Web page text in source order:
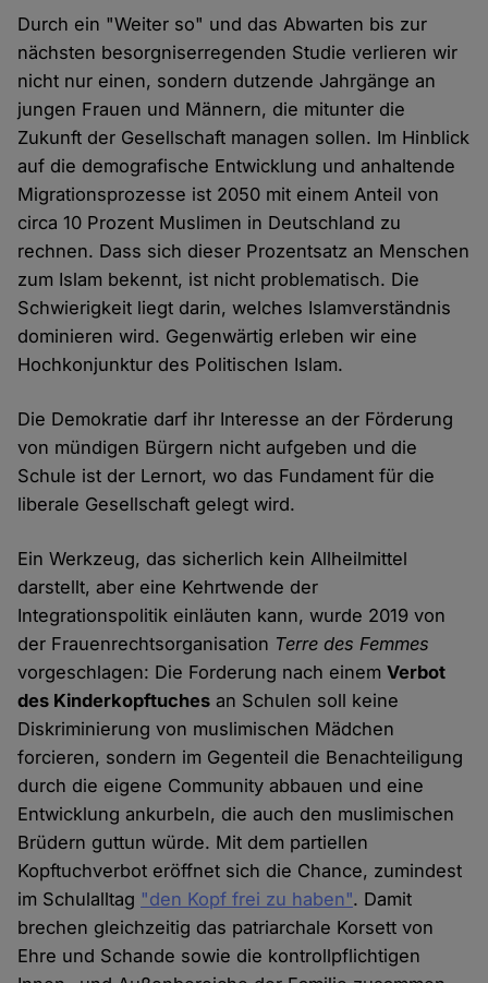
Durch ein "Weiter so" und das Abwarten bis zur
nächsten besorgniserregenden Studie verlieren wir
nicht nur einen, sondern dutzende Jahrgänge an
jungen Frauen und Männern, die mitunter die
Zukunft der Gesellschaft managen sollen. Im Hinblick
auf die demografische Entwicklung und anhaltende
Migrationsprozesse ist 2050 mit einem Anteil von
circa 10 Prozent Muslimen in Deutschland zu
rechnen. Dass sich dieser Prozentsatz an Menschen
zum Islam bekennt, ist nicht problematisch. Die
Schwierigkeit liegt darin, welches Islamverständnis
dominieren wird. Gegenwärtig erleben wir eine
Hochkonjunktur des Politischen Islam.
Die Demokratie darf ihr Interesse an der Förderung
von mündigen Bürgern nicht aufgeben und die
Schule ist der Lernort, wo das Fundament für die
liberale Gesellschaft gelegt wird.
Ein Werkzeug, das sicherlich kein Allheilmittel
darstellt, aber eine Kehrtwende der
Integrationspolitik einläuten kann, wurde 2019 von
der Frauenrechtsorganisation Terre des Femmes
vorgeschlagen: Die Forderung nach einemVerbot
des Kinderkopftuches an Schulen soll keine
Diskriminierung von muslimischen Mädchen
forcieren, sondern im Gegenteil die Benachteiligung
durch die eigene Community abbauen und eine
Entwicklung ankurbeln, die auch den muslimischen
Brüdern guttun würde. Mit dem partiellen
Kopftuchverbot eröffnet sich die Chance, zumindest
im Schulalltag "den Kopf frei zu haben". Damit
brechen gleichzeitig das patriarchale Korsett von
Ehre und Schande sowie die kontrollpflichtigen